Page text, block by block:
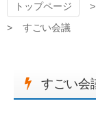
トップページ
すごい会議
すごい会